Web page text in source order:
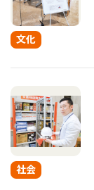
文化
社会